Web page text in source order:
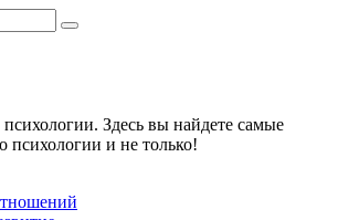
Здесь вы найдете самые
психологии и не только!